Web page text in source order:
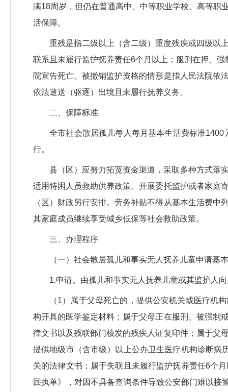
满18周岁，但仍在普通高中、中等职业学校、高等职
活保障。
重残是指二级以上（含二级）重度残疾或四级以
联系且未履行监护抚养责任6个月以上；服刑在押、
院宣告死亡。被撤销监护资格的情形是指人民法院依
依法遣送（驱逐）出境且未履行抚养义务。
二、保障标准
全市社会散居孤儿每人每月基本生活费标准
行。
县（区）应努力拓宽资金渠道，采取多种方式落
适用特困人员救助供养政策。开展委托监护或者家庭
（区）财政另行安排。劳务补贴不得从基本生活费
其家庭成员继续享受城乡低保等社会救助政策。
三、办理程序
（一）社会散居孤儿和事实无人抚养儿童申请基
1.申请。由孤儿和事实无人抚养儿童或其监护人
（1）属于父母死亡的，提供公安机关或医疗机
构开具的医学鉴定材料；属于父母正在服刑、被强制
律文书以及残联部门核发的残疾人证复印件；属于父
提供地级市（含市级）以上公办卫生医疗机构诊断
关的法律文书；属于失联且未履行监护抚养责任6个
回执单》，对因不具备查询条件导致公安部门难以接